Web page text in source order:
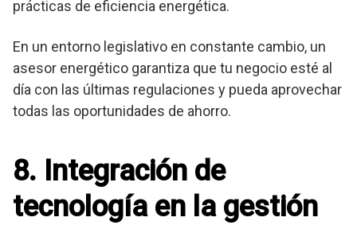
prácticas de eficiencia energética.
En un entorno legislativo en constante cambio, un
asesor energético garantiza que tu negocio esté al
día con las últimas regulaciones y pueda aprovechar
todas las oportunidades de ahorro.
8. Integración de
tecnología en la gestión